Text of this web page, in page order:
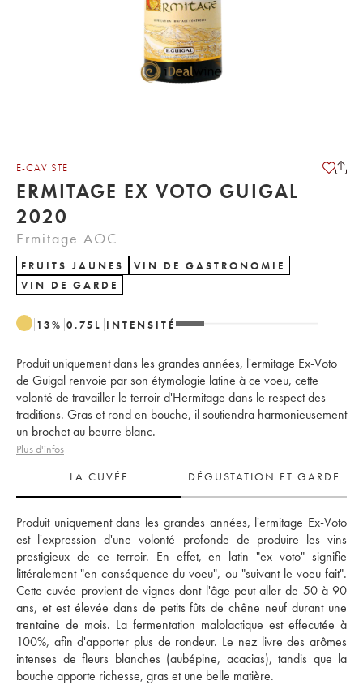
E-CAVISTE
ERMITAGE EX VOTO GUIGAL
2020
Ermitage AOC
FRUITS JAUNES
VIN DE GASTRONOMIE
VIN DE GARDE
13% 0.75 L INTENSITÉ
Produit uniquement dans les grandes années, l'ermitage Ex-Voto
de Guigal renvoie par son étymologie latine à ce voeu, cette
volonté de travailler le terroir d'Hermitage dans le respect des
traditions. Gras et rond en bouche, il soutiendra harmonieusement
un brochet au beurre blanc.
Plus d'infos
LA CUVÉE
DÉGUSTATION ET GARDE
Produit uniquement dans les grandes années, l'ermitage Ex-Voto
est l'expression d'une volonté profonde de produire les vins
prestigieux de ce terroir. En effet, en latin "ex voto" signifie
littéralement "en conséquence du voeu", ou "suivant le voeu fait".
Cette cuvée provient de vignes dont l'âge peut aller de 50 à 90
ans, et est élevée dans de petits fûts de chêne neuf durant une
trentaine de mois. La fermentation malolactique est effecutée à
100%, afin d'apporter plus de rondeur. Le nez livre des arômes
intenses de fleurs blanches (aubépine, acacias), tandis que la
bouche apporte richesse, gras et une belle matière.